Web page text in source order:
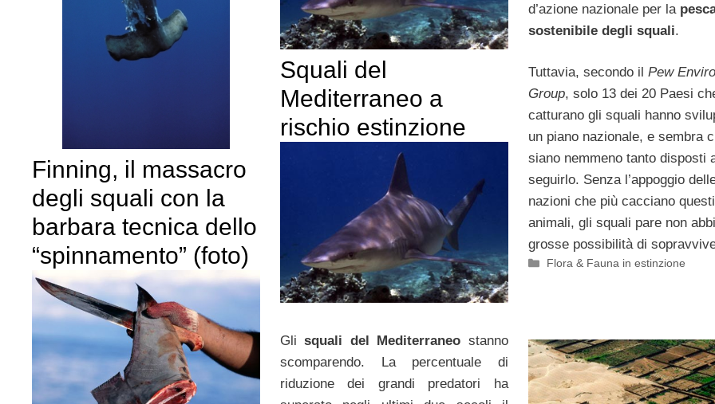
d’azione nazionale per la
sostenibile degli squali.
Tuttavia, secondo il Pew
Group, solo 13 dei 20 Paesi
catturano gli squali hanno
un piano nazionale, e sembra
siano nemmeno tanto disposti
seguirlo. Senza l’appoggio
nazioni che più cacciano questi
animali, gli squali pare non
grosse possibilità di
Categorie
Flora & Fauna in estinzione
Finning, il massacro
degli squali con la
barbara tecnica dello
“spinnamento” (foto)
Squali del
Mediterraneo a
rischio estinzione
Glisquali del Mediterraneo stanno
scomparendo. La percentuale di
riduzione dei grandi predatori ha